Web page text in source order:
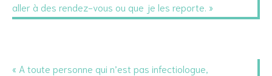
aller à des rendez-vous ou que je les reporte. »
« A toute personne qui n’est pas infectiologue,